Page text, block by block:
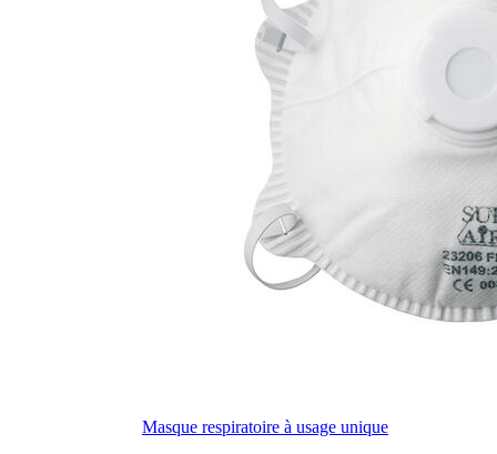
Masque respiratoire à usage unique